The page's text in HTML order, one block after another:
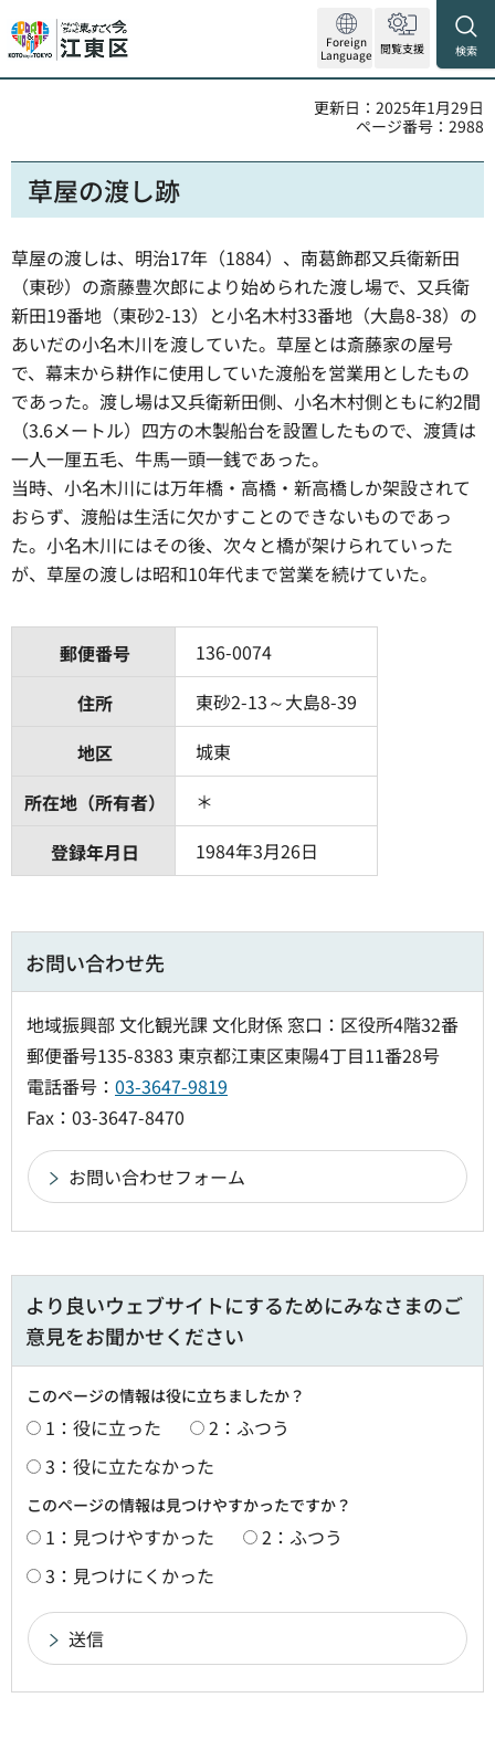
Foreign
Language 閲覧支援 検索
更新日：2025年1月29日
ページ番号：2988
草屋の渡し跡
草屋の渡しは、明治17年（1884）、南葛飾郡又兵衛新田
（東砂）の斎藤豊次郎により始められた渡し場で、又兵衛
新田19番地（東砂2-13）と小名木村33番地（大島8-38）の
あいだの小名木川を渡していた。草屋とは斎藤家の屋号
で、幕末から耕作に使用していた渡船を営業用としたもの
であった。渡し場は又兵衛新田側、小名木村側ともに約2間
（3.6メートル）四方の木製船台を設置したもので、渡賃は
一人一厘五毛、牛馬一頭一銭であった。
当時、小名木川には万年橋・高橋・新高橋しか架設されて
おらず、渡船は生活に欠かすことのできないものであっ
た。小名木川にはその後、次々と橋が架けられていった
が、草屋の渡しは昭和10年代まで営業を続けていた。
郵便番号
136-0074
住所
東砂2-13～大島8-39
地区
城東
所在地（所有者）
＊
登録年月日
1984年3月26日
お問い合わせ先
地域振興部 文化観光課 文化財係 窓口：区役所4階32番
郵便番号135-8383 東京都江東区東陽4丁目11番28号
電話番号： 03-3647-9819
Fax：03-3647-8470
より良いウェブサイトにするためにみなさまのご
意見をお聞かせください
このページの情報は役に立ちましたか？
1：役に立った
2：ふつう
3：役に立たなかった
このページの情報は見つけやすかったですか？
1：見つけやすかった
2：ふつう
3：見つけにくかった